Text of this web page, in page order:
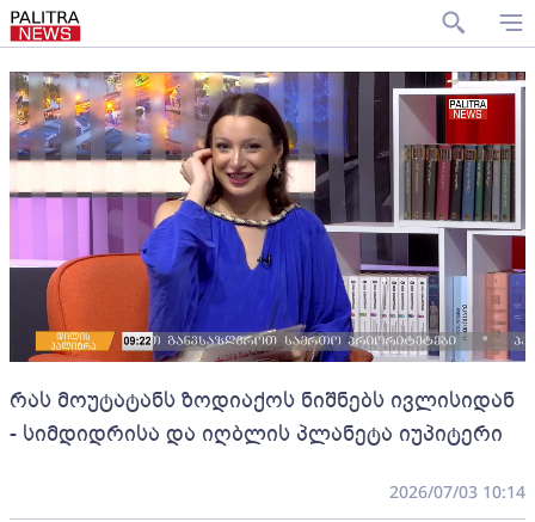
რას მოუტატანს ზოდიაქოს ნიშნებს ივლისიდან
- სიმდიდრისა და იღბლის პლანეტა იუპიტერი
2026/07/03 10:14